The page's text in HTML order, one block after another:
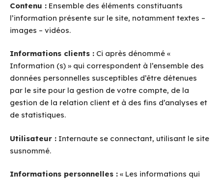
Contenu : Ensemble des éléments constituants
l’information présente sur le site, notamment textes –
images – vidéos.
Informations clients : Ci après dénommé «
Information (s) » qui correspondent à l’ensemble des
données personnelles susceptibles d’être détenues
par le site pour la gestion de votre compte, de la
gestion de la relation client et à des fins d’analyses et
de statistiques.
Utilisateur : Internaute se connectant, utilisant le site
susnommé.
Informations personnelles : « Les informations qui